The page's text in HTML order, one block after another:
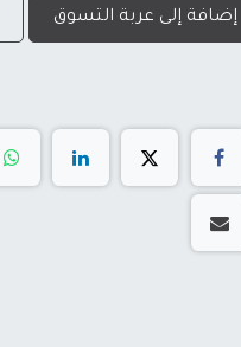
إضافة إلى عربة التسوق